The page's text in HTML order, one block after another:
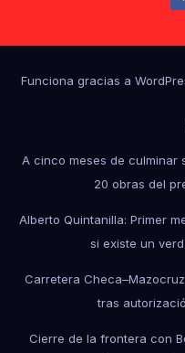
Funciona gracias a
A cinco meses de culminar
20 obras del
Alberto Quintanilla: Primer
si existe un
Carretera
tras
Cierre de la frontera con